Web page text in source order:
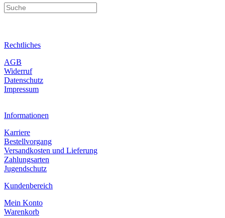
Rechtliches
AGB
Widerruf
Datenschutz
Impressum
Informationen
Karriere
Bestellvorgang
Versandkosten und Lieferung
Zahlungsarten
Jugendschutz
Kundenbereich
Mein Konto
Warenkorb